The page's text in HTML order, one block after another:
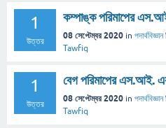
1
উত্তর
কম্পাঙ্ক পরিমাপের
08 সেপ্টেম্বর 2020 in পদার্থবিজ্ঞান
Tawfiq
1
উত্তর
বেগ পরিমাপের এস.আই.
08 সেপ্টেম্বর 2020 in পদার্থবিজ্ঞান
Tawfiq